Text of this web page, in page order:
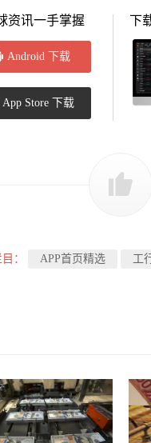
资讯一手掌握
Android 下载
App Store 下载
下
： APP首页精选 工